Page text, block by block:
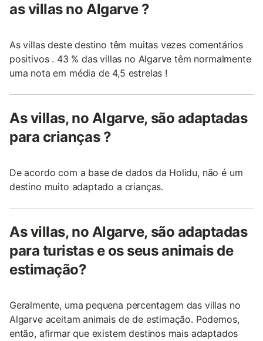
as villas no Algarve ?
As villas deste destino têm muitas vezes comentários
positivos . 43 % das villas no Algarve têm normalmente
uma nota em média de 4,5 estrelas !
As villas, no Algarve, são adaptadas
para crianças ?
De acordo com a base de dados da Holidu, não é um
destino muito adaptado a crianças.
As villas, no Algarve, são adaptadas
para turistas e os seus animais de
estimação?
Geralmente, uma pequena percentagem das villas no
Algarve aceitam animais de de estimação. Podemos,
então, afirmar que existem destinos mais adaptados